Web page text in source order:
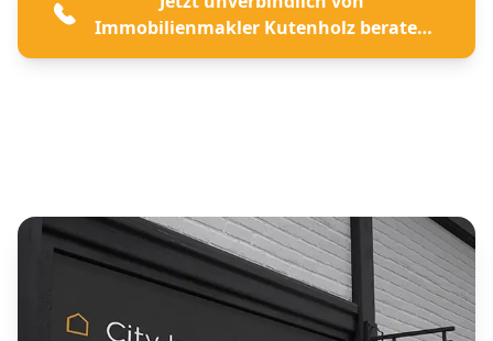
Immobilienmakler Kutenholz beraten
lassen